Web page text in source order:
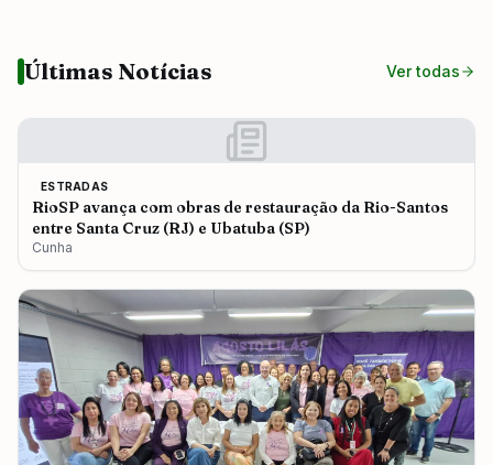
Últimas Notícias Ver todas
ESTRADAS
RioSP avança com obras de restauração da Rio-Santos
entre Santa Cruz (RJ) e Ubatuba (SP)
Cunha